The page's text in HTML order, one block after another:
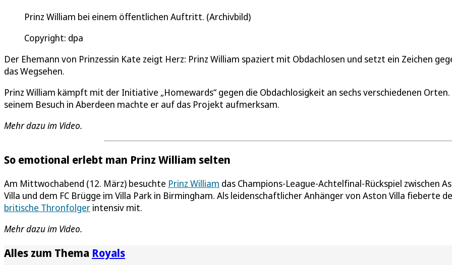
Prinz William bei einem öffentlichen Auftritt. (Archivbild)
Copyright: dpa
Der Ehemann von Prinzessin Kate zeigt Herz: Prinz William spaziert mit Obdachlosen und setzt ein Zeichen
das Wegsehen.
Prinz William kämpft mit der Initiative „Homewards“ gegen die Obdachlosigkeit an sechs verschiedenen Orten.
seinem Besuch in Aberdeen machte er auf das Projekt aufmerksam.
Mehr dazu im Video.
So emotional erlebt man Prinz William selten
Am Mittwochabend (12. März) besuchte Prinz William das Champions-League-Achtelfinal-Rückspiel zwischen
Villa und dem FC Brügge im Villa Park in Birmingham. Als leidenschaftlicher Anhänger von Aston Villa fieberte
britische Thronfolger intensiv mit.
Mehr dazu im Video.
Alles zum Thema Royals